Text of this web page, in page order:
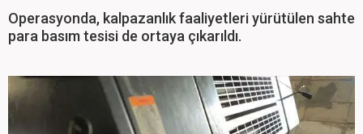
Operasyonda, kalpazanlık faaliyetleri yürütülen sahte
para basım tesisi de ortaya çıkarıldı.